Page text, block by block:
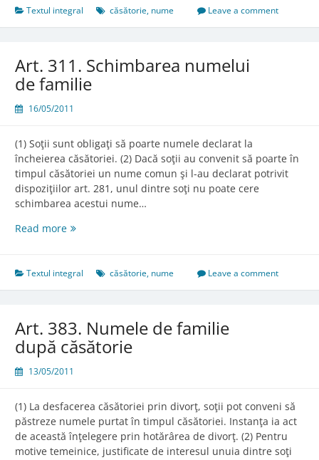
Textul integral căsătorie, nume Leave a comment
Art. 311. Schimbarea numelui
de familie
16/05/2011
(1) Soţii sunt obligaţi să poarte numele declarat la
încheierea căsătoriei. (2) Dacă soţii au convenit să poarte în
timpul căsătoriei un nume comun şi l-au declarat potrivit
dispoziţiilor art. 281, unul dintre soţi nu poate cere
schimbarea acestui nume…
Read moreArt.
numelui
de
Textul integral căsătorie, nume Leave a comment
Art. 383. Numele de familie
după căsătorie
13/05/2011
(1) La desfacerea căsătoriei prin divorţ, soţii pot conveni să
păstreze numele purtat în timpul căsătoriei. Instanţa ia act
de această înţelegere prin hotărârea de divorţ. (2) Pentru
motive temeinice, justificate de interesul unuia dintre soţi